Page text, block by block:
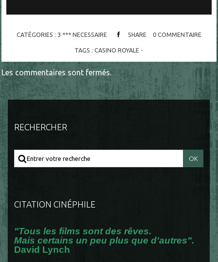
CATÉGORIES : 3 *** NECESSAIRE SHARE 0 COMMENTAIRE
TAGS :CASINO ROYALE -
Les commentaires sont fermés.
RECHERCHER
CITATION CINÉPHILE
"Tous les films sont des rêves.
Mais certains un peu plus que d'autres".
David Lynch